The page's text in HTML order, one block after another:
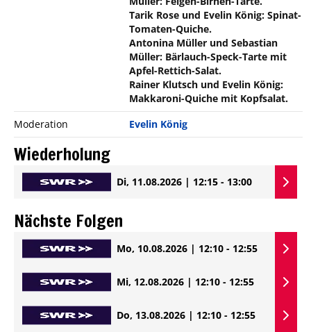
Tarik Rose und Evelin König: Spinat-
Tomaten-Quiche.
Antonina Müller und Sebastian
Müller: Bärlauch-Speck-Tarte mit
Apfel-Rettich-Salat.
Rainer Klutsch und Evelin König:
Makkaroni-Quiche mit Kopfsalat.
Moderation
Evelin König
Wiederholung
Di, 11.08.2026 | 12:15 - 13:00
Nächste Folgen
Mo, 10.08.2026 | 12:10 - 12:55
Mi, 12.08.2026 | 12:10 - 12:55
Do, 13.08.2026 | 12:10 - 12:55